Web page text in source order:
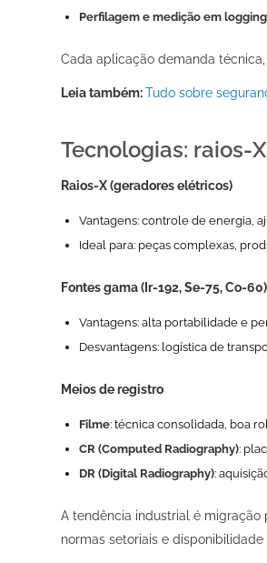
Perfilagem e medição em logging
Cada aplicação demanda
Leia também:Tudo sobre
Tecnologias: raios-
Raios-X (geradores elétricos)
Vantagens: controle de energia,
Ideal para: peças complexas,
Fontes gama (Ir-192, Se-75, Co-60)
Vantagens: alta portabilidade e
Desvantagens: logística de
Meios de registro
Filme: técnica consolidada, boa
CR (Computed Radiography):
DR (Digital Radiography):
A tendência industrial é migração
normas setoriais e